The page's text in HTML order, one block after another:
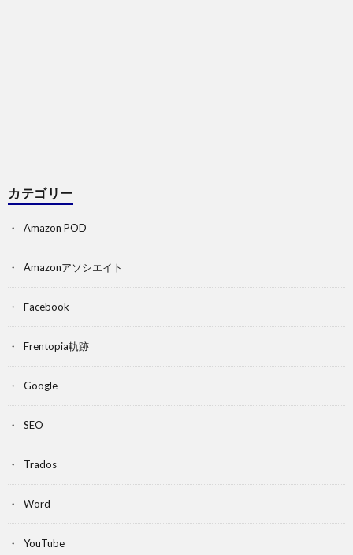
カテゴリー
Amazon POD
Amazonアソシエイト
Facebook
Frentopia軌跡
Google
SEO
Trados
Word
YouTube